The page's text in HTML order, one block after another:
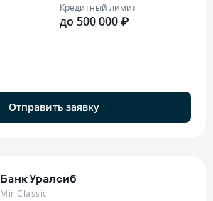
Кредитный лимит
до 500 000 ₽
Отправить заявку
Банк Уралсиб
Mir Classic